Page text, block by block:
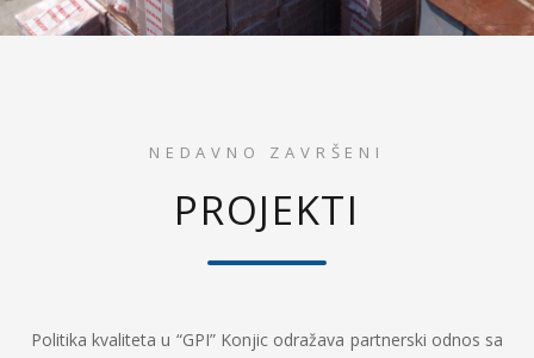
NEDAVNO ZAVRŠENI
PROJEKTI
Politika kvaliteta u “GPI” Konjic odražava partnerski odnos sa